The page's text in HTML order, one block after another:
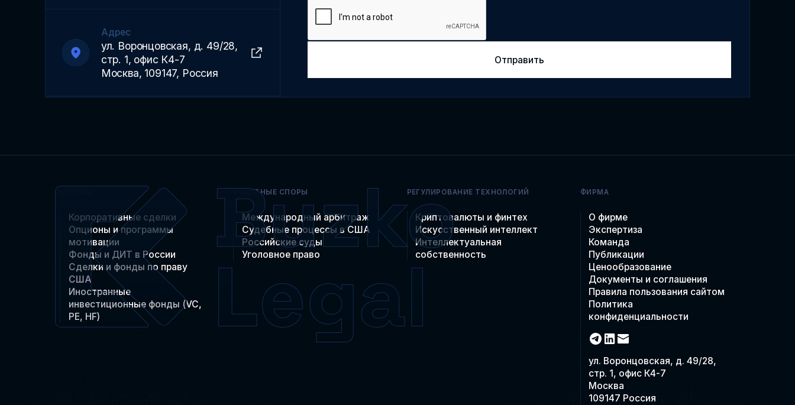
Адрес
ул. Воронцовская, д. 49/28,
стр. 1, офис К4-7
Москва, 109147, Россия
Корпоративные сделки
Опционы и программы
мотивации
Фонды и ДИТ в России
Сделки и фонды по праву
США
Иностранные
инвестиционные фонды (VC,
PE, HF)
СУДЕБНЫЕ СПОРЫ
Международный арбитраж
Судебные процессы в США
Российские суды
Уголовное право
РЕГУЛИРОВАНИЕ ТЕХНОЛОГИЙ
Криптовалюты и финтех
Искусственный интеллект
Интеллектуальная
собственность
ФИРМА
О фирме
Экспертиза
Команда
Публикации
Ценообразование
Документы и соглашения
Правила пользования сайтом
Политика
конфиденциальности
ул. Воронцовская, д. 49/28,
стр. 1, офис К4-7
Москва
109147 Россия